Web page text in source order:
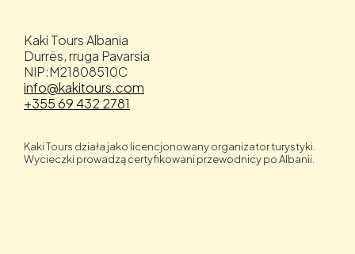
Kaki Tours Albania
Durrës, rruga Pavarsia
NIP:M21808510C
info@kakitours.com
+355 69 432 2781
Kaki Tours działa jako licencjonowany organizator turystyki.
Wycieczki prowadzą certyfikowani przewodnicy po Albanii.